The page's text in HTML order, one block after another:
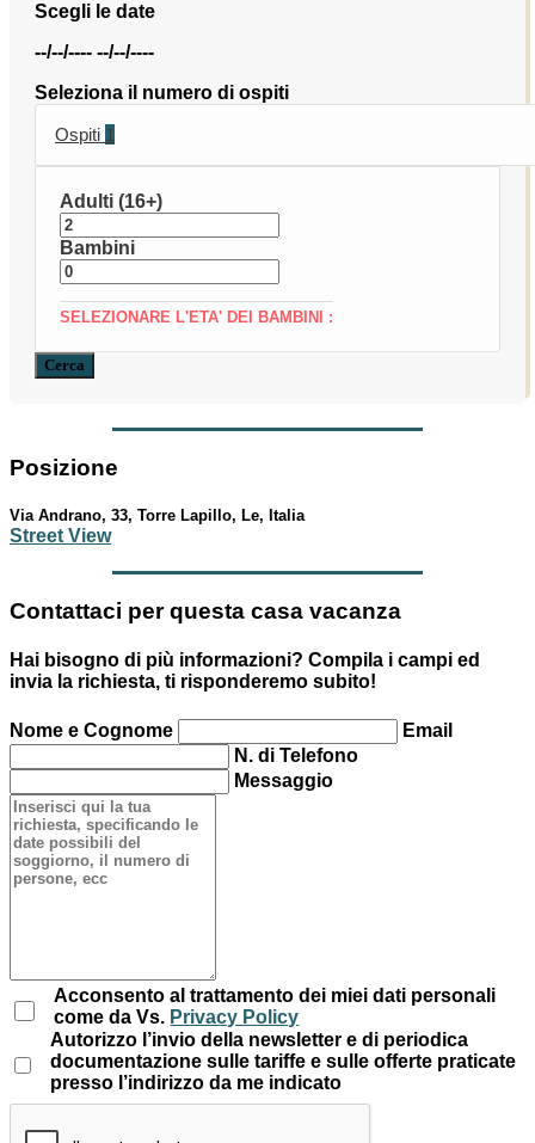
Scegli le date
--/--/---- --/--/----
Seleziona il numero di ospiti
Ospiti 1
Adulti (16+)
Bambini
SELEZIONARE L'ETA' DEI BAMBINI :
Cerca
Posizione
Via Andrano, 33, Torre Lapillo, Le, Italia
Street View
Contattaci per questa casa vacanza
Hai bisogno di più informazioni? Compila i campi ed
invia la richiesta, ti risponderemo subito!
Nome e Cognome
Email
N. di Telefono
Messaggio
Acconsento al trattamento dei miei dati personali
come da Vs. Privacy Policy
Autorizzo l’invio della newsletter e di periodica
documentazione sulle tariffe e sulle offerte praticate
presso l’indirizzo da me indicato